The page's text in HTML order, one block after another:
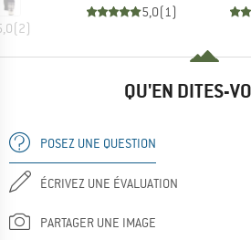
(2)
5,0(1 )
QU'EN DITES-
POSEZ UNE QUESTION
ÉCRIVEZ UNE ÉVALUATION
PARTAGER UNE IMAGE